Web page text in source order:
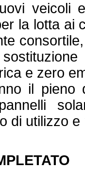
veicoli
la lotta ai
e zero
il pieno
di utilizzo